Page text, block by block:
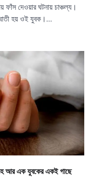
ফাঁস দেওয়ার ঘটনায় চাঞ্চল্য।
হয় ওই যুবক।…
সহ আর এক যুবকের একই গাছে